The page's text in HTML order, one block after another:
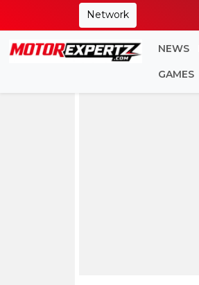
Network
NEWS
GAMES